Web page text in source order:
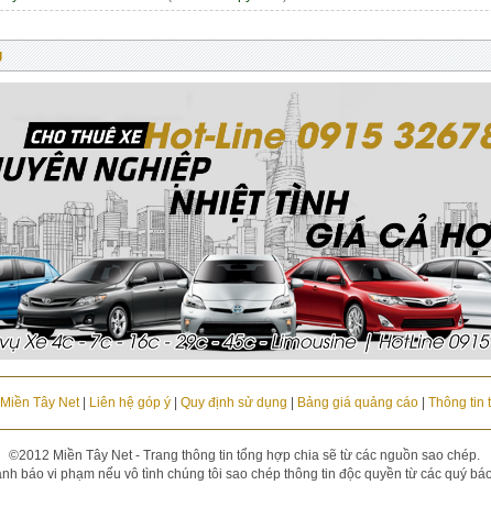
Tây Net| Liên hệ góp ý| Quy định sử dụng | Bảng giá quảng cáo| Thông tin
©2012 Miền Tây Net - Trang thông tin tổng hợp chia sẽ từ các nguồn sao chép.
báo vi phạm nếu vô tình chúng tôi sao chép thông tin độc quyền từ các quý